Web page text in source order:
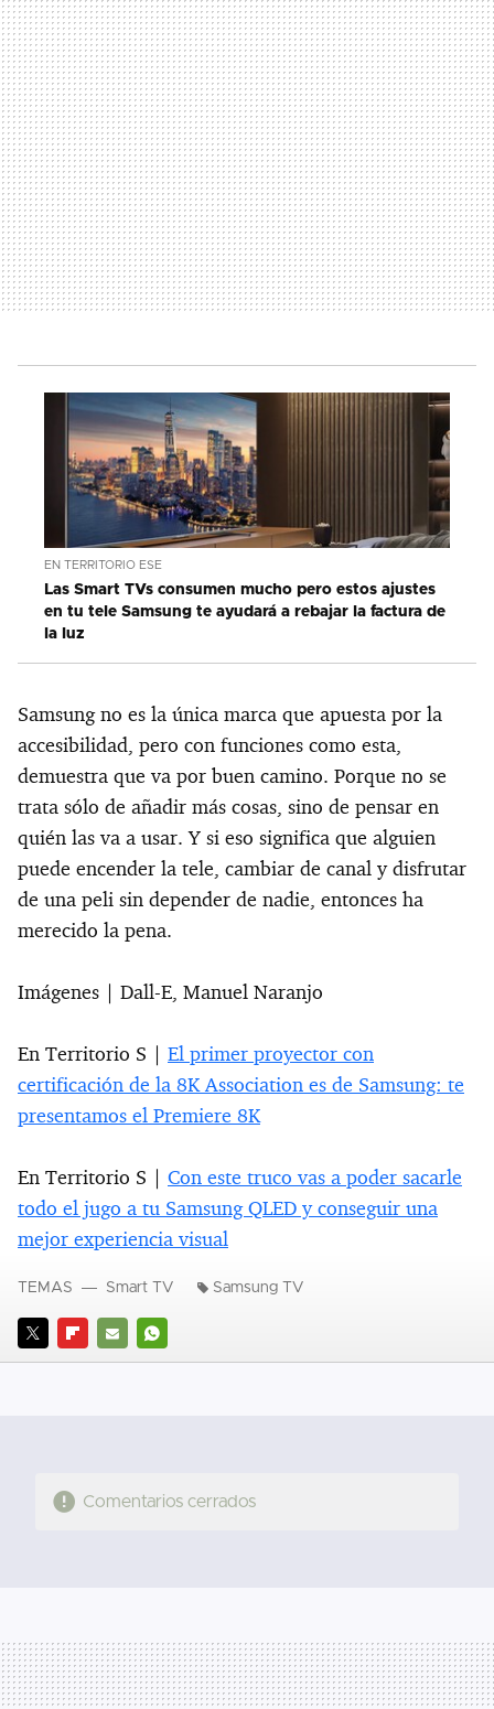
EN TERRITORIO ESE
Las Smart TVs consumen mucho pero estos ajustes
en tu tele Samsung te ayudará a rebajar la factura de
la luz
Samsung no es la única marca que apuesta por la
accesibilidad, pero con funciones como esta,
demuestra que va por buen camino. Porque no se
trata sólo de añadir más cosas, sino de pensar en
quién las va a usar. Y si eso significa que alguien
puede encender la tele, cambiar de canal y disfrutar
de una peli sin depender de nadie, entonces ha
merecido la pena.
Imágenes | Dall-E, Manuel Naranjo
En Territorio S | El primer proyector con
certificación de la 8K Association es de Samsung: te
presentamos el Premiere 8K
En Territorio S | Con este truco vas a poder sacarle
todo el jugo a tu Samsung QLED y conseguir una
mejor experiencia visual
TWITTERFLIPBOARD
E- WHATSAPP
TEMAS Smart TV Samsung TV
Comentarios cerrados